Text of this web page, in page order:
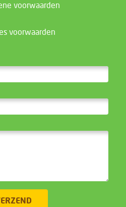
voorwaarden
voorwaarden